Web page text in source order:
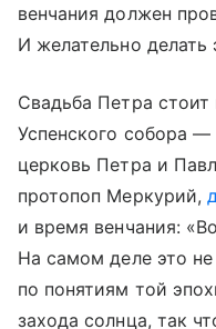
венчания должен
И желательно делать
Свадьба Петра
Успенского собора
церковь Петра и
протопоп Меркурий,
и время венчания:
На самом деле это
по понятиям той
захода солнца, так